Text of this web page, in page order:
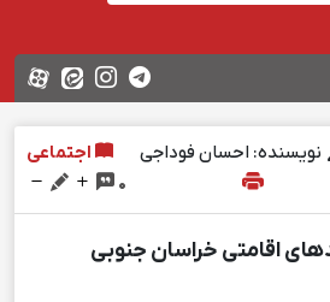
نویسنده: احسان فوداجی
اجتماعی
0
اقامتی خراسان جنوبی